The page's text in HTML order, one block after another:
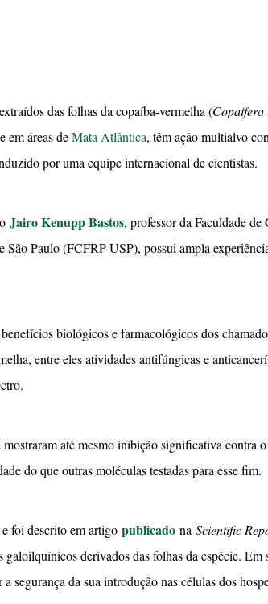
das folhas da copaíba-vermelha (Copaifera
em áreas deMata Atlântica, têm ação multialvo
por uma equipe internacional de cientistas.
Jairo Kenupp Bastos, professor da Faculdade de
São Paulo (FCFRP-USP), possui ampla
biológicos e farmacológicos dos
entre eles atividades antifúngicas e
até mesmo inibição significativa contra
do que outras moléculas testadas para esse fim.
foi descrito em artigo publicado na Scientific
derivados das folhas da espécie. Em
segurança da sua introdução nas células dos